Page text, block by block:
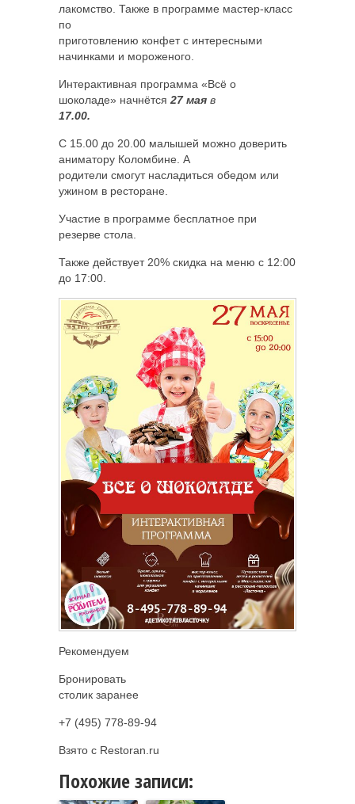
лакомство. Также в программе мастер-класс
по
приготовлению конфет с интересными
начинками и мороженого.
Интерактивная программа «Всё о
шоколаде» начнётся 27 мая в
17.00.
С 15.00 до 20.00 малышей можно доверить
аниматору Коломбине. А
родители смогут насладиться обедом или
ужином в ресторане.
Участие в программе бесплатное при
резерве стола.
Также действует 20% скидка на меню с 12:00
до 17:00.
Рекомендуем
Бронировать
столик заранее
+7 (495) 778-89-94
Взято с Restoran.ru
Похожие записи: